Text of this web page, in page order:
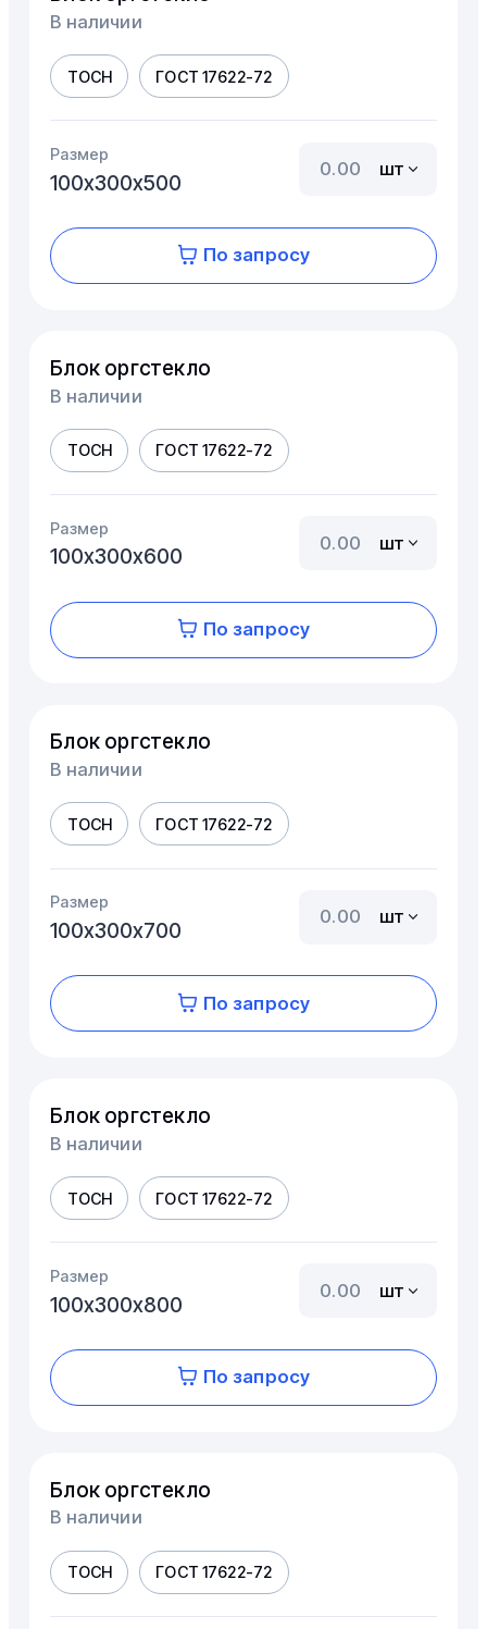
В наличии
ТОСН ГОСТ 17622-72
Размер
100х300х500
шт
По запросу
Блок оргстекло
В наличии
ТОСН ГОСТ 17622-72
Размер
100х300х600
шт
По запросу
Блок оргстекло
В наличии
ТОСН ГОСТ 17622-72
Размер
100х300х700
шт
По запросу
Блок оргстекло
В наличии
ТОСН ГОСТ 17622-72
Размер
100х300х800
шт
По запросу
Блок оргстекло
В наличии
ТОСН ГОСТ 17622-72